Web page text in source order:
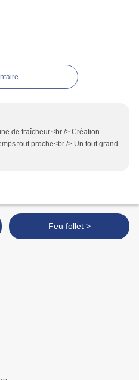
de fraîcheur.<br /> Création
tout proche<br /> Un tout grand
Feu follet >